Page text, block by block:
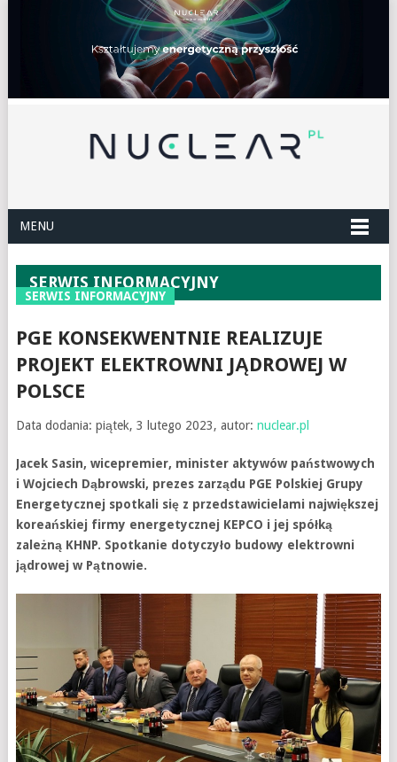
MENU
SERWIS INFORMACYJNY
PGE KONSEKWENTNIE REALIZUJE
PROJEKT ELEKTROWNI JĄDROWEJ W
POLSCE
Data dodania: piątek, 3 lutego 2023, autor: nuclear.pl
Jacek Sasin, wicepremier, minister aktywów państwowych
i Wojciech Dąbrowski, prezes zarządu PGE Polskiej Grupy
Energetycznej spotkali się z przedstawicielami największej
koreańskiej firmy energetycznej KEPCO i jej spółką
zależną KHNP. Spotkanie dotyczyło budowy elektrowni
jądrowej w Pątnowie.
SERWIS INFORMACYJNY